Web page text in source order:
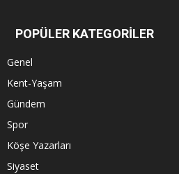
POPÜLER KATEGORİLER
Genel
Kent-Yaşam
Gündem
Spor
Köşe Yazarları
Siyaset